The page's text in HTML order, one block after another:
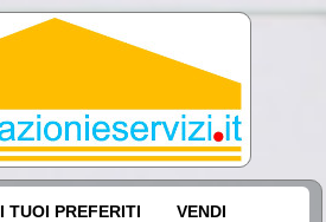
I TUOI PREFERITI VENDI